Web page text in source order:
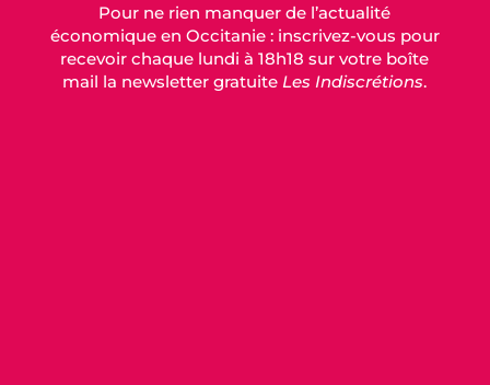
Pour ne rien manquer de l’actualité
économique en Occitanie : inscrivez-vous pour
recevoir chaque lundi à 18h18 sur votre boîte
mail la newsletter gratuiteLes Indiscrétions.